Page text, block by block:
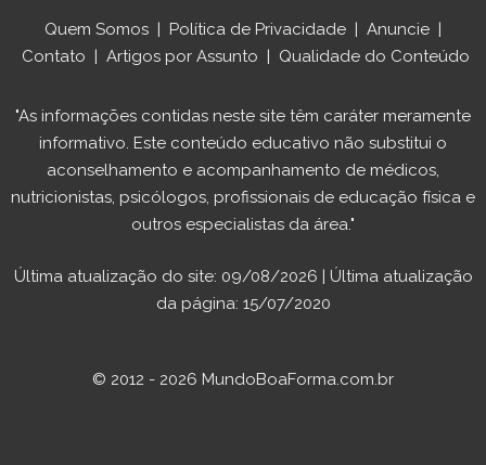
Quem Somos | Política de Privacidade | Anuncie |
Contato | Artigos por Assunto | Qualidade do Conteúdo
"As informações contidas neste site têm caráter meramente
informativo. Este conteúdo educativo não substitui o
aconselhamento e acompanhamento de médicos,
nutricionistas, psicólogos, profissionais de educação física e
outros especialistas da área."
Última atualização do site: 09/08/2026 | Última atualização
da página: 15/07/2020
© 2012 - 2026 MundoBoaForma.com.br